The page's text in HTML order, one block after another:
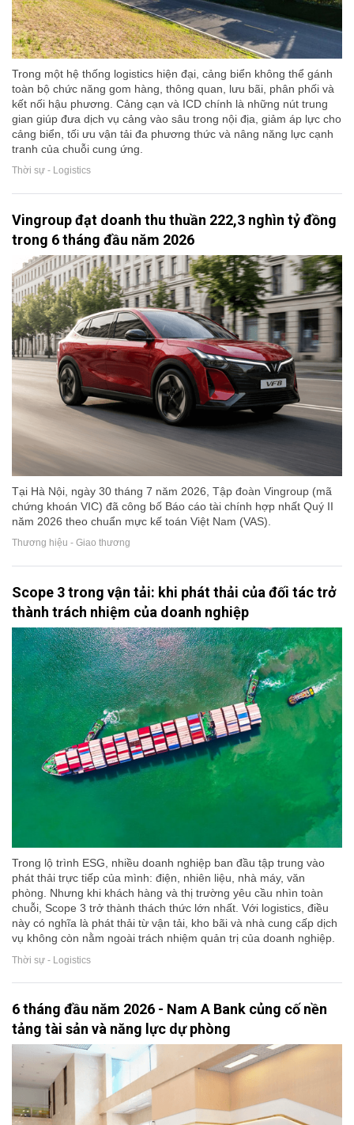
Trong một hệ thống logistics hiện đại, cảng biển không thể gánh
toàn bộ chức năng gom hàng, thông quan, lưu bãi, phân phối và
kết nối hậu phương. Cảng cạn và ICD chính là những nút trung
gian giúp đưa dịch vụ cảng vào sâu trong nội địa, giảm áp lực cho
cảng biển, tối ưu vận tải đa phương thức và nâng năng lực cạnh
tranh của chuỗi cung ứng.
Thời sự - Logistics
Vingroup đạt doanh thu thuần 222,3 nghìn tỷ đồng
trong 6 tháng đầu năm 2026
Tại Hà Nội, ngày 30 tháng 7 năm 2026, Tập đoàn Vingroup (mã
chứng khoán VIC) đã công bố Báo cáo tài chính hợp nhất Quý II
năm 2026 theo chuẩn mực kế toán Việt Nam (VAS).
Thương hiệu - Giao thương
Scope 3 trong vận tải: khi phát thải của đối tác trở
thành trách nhiệm của doanh nghiệp
Trong lộ trình ESG, nhiều doanh nghiệp ban đầu tập trung vào
phát thải trực tiếp của mình: điện, nhiên liệu, nhà máy, văn
phòng. Nhưng khi khách hàng và thị trường yêu cầu nhìn toàn
chuỗi, Scope 3 trở thành thách thức lớn nhất. Với logistics, điều
này có nghĩa là phát thải từ vận tải, kho bãi và nhà cung cấp dịch
vụ không còn nằm ngoài trách nhiệm quản trị của doanh nghiệp.
Thời sự - Logistics
6 tháng đầu năm 2026 - Nam A Bank củng cố nền
tảng tài sản và năng lực dự phòng